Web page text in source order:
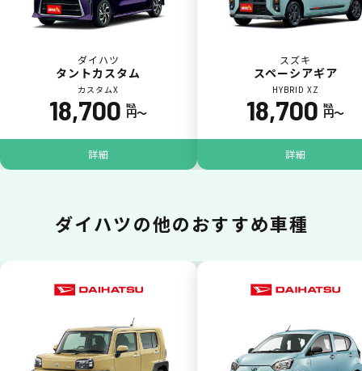
普段のお買い物同様、お車の月々利用料をカ
ード払いが可能です。
一括払いが可能
いままで難しかったカーリースの利用料金を
一括（一回）払いで可能。
ダイハツ
タントカスタム
カスタムX
18,700 税込
円〜
詳細
スズキ
スペーシアギア
HYBRID XZ
18,700 税込
円〜
詳細
ダイハツの他のおすすめ車種